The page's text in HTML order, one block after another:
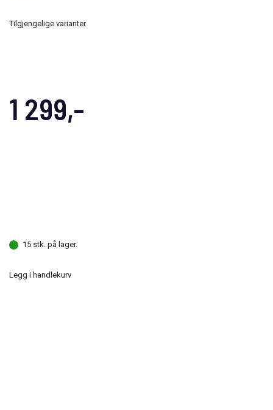
1 299,-
Tilgjengelige varianter
15 stk. på lager.
Legg i handlekurv